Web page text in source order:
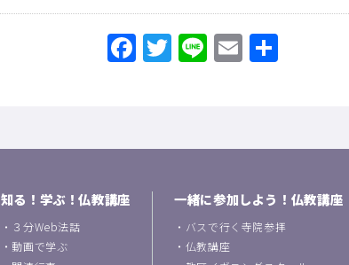
Facebook
Twitter
LineEmail
知る！学ぶ！仏教講座
・ ３分Web法話
・動画で学ぶ
一緒に参加しよう！仏教講座
・ バスで行く寺院参拝
・ 仏教講座